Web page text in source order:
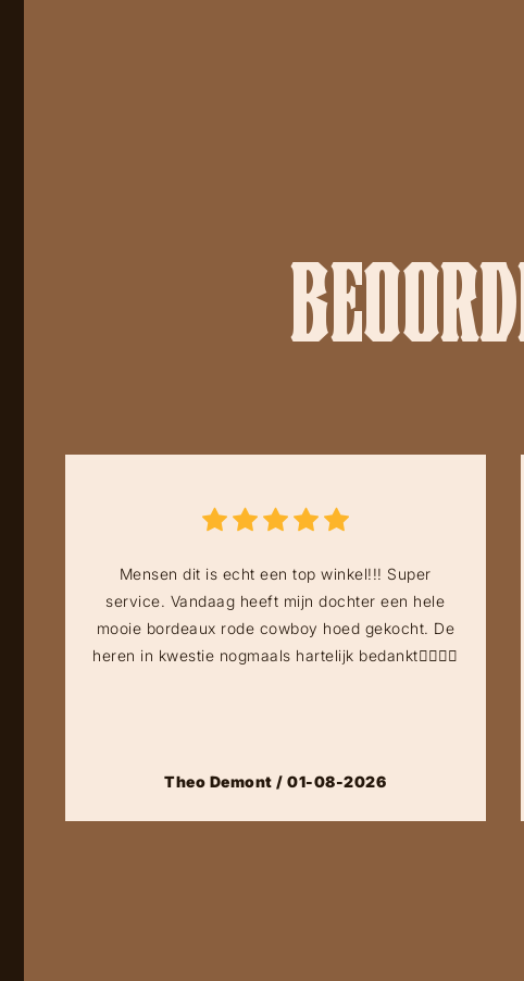
Mensen dit is echt een top winkel!!! Super
service. Vandaag heeft mijn dochter een hele
mooie bordeaux rode cowboy hoed gekocht. De
heren in kwestie nogmaals hartelijk bedankt👍🏻👍🏻
Theo Demont / 01-08-2026